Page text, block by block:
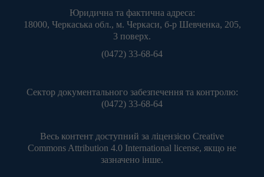
Юридична та фактична адреса:
18000, Черкаська обл., м. Черкаси, б-р Шевченка, 205,
3 поверх.
(0472) 33-68-64
Сектор документального забезпечення та контролю:
(0472) 33-68-64
Весь контент доступний за ліцензією Creative
Commons Attribution 4.0 International license, якщо не
зазначено інше.